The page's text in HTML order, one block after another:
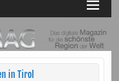
in Tirol